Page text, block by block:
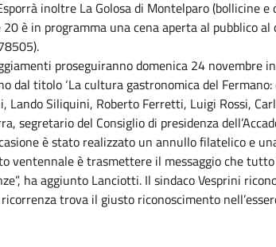
inoltre La Golosa di Montelparo (bollicine
è in programma una cena aperta al pubblico
proseguiranno domenica 24
dal titolo ‘La cultura gastronomica del
Lando Siliquini, Roberto Ferretti, Luigi Rossi,
segretario del Consiglio di presidenza
è stato realizzato un annullo filatelico e
ventennale è trasmettere il messaggio che
ha aggiunto Lanciotti. Il sindaco Vesprini
trova il giusto riconoscimento